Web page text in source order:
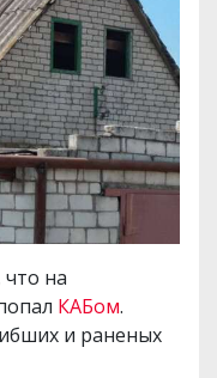
на
КАБом.
и раненых